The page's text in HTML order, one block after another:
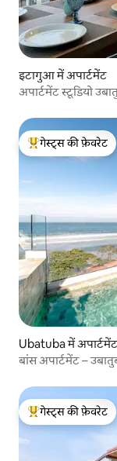
इटागुआ में अपार्टमेंट
अपार्टमेंट स्टूडियो
गेस्ट्स का टॉप फ़ेवरेट
गेस्ट्स की फ़ेवरेट
Ubatuba में अपार्टमेंट
बांस अपार्टमेंट –
गेस्ट्स का टॉप फ़ेवरेट
गेस्ट्स की फ़ेवरेट